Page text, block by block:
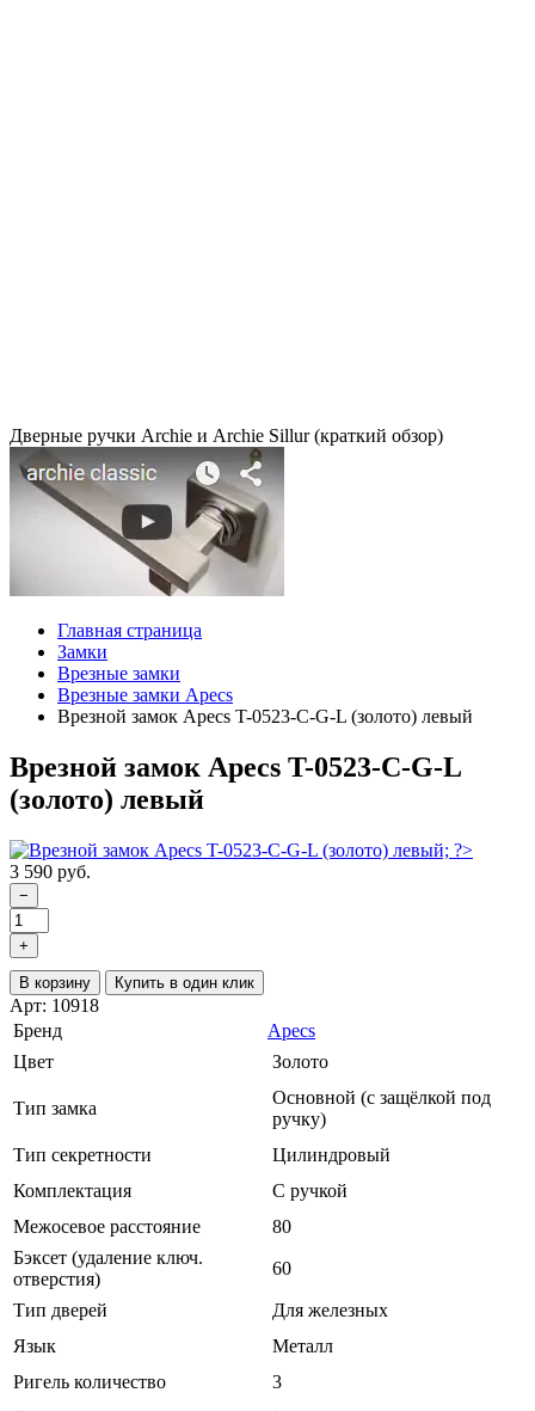
Дверные ручки Archie и Archie Sillur (краткий обзор)
Главная страница
Замки
Врезные замки
Врезные замки Apecs
Врезной замок Apecs T-0523-C-G-L (золото) левый
Врезной замок Apecs T-0523-C-G-L
(золото) левый
3 590 руб.
−
+
В корзину Купить в один клик
Арт: 10918
Бренд
Apecs
Цвет
Золото
Тип замка
Основной (с защёлкой под
ручку)
Тип секретности
Цилиндровый
Комплектация
С ручкой
Межосевое расстояние
80
Бэксет (удаление ключ.
отверстия)
60
Тип дверей
Для железных
Язык
Металл
Ригель количество
3